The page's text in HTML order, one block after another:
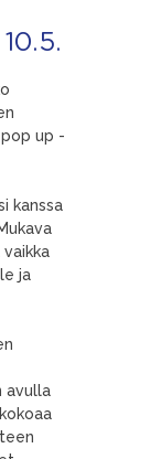
up -
kanssa
ja
avulla